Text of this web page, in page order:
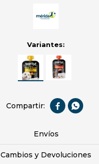
Variantes:
 
Envíos
Cambios y Devoluciones